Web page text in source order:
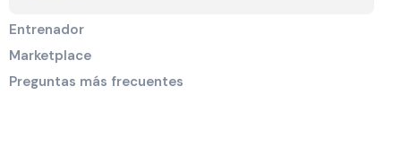
Entrenador
Marketplace
Preguntas más frecuentes